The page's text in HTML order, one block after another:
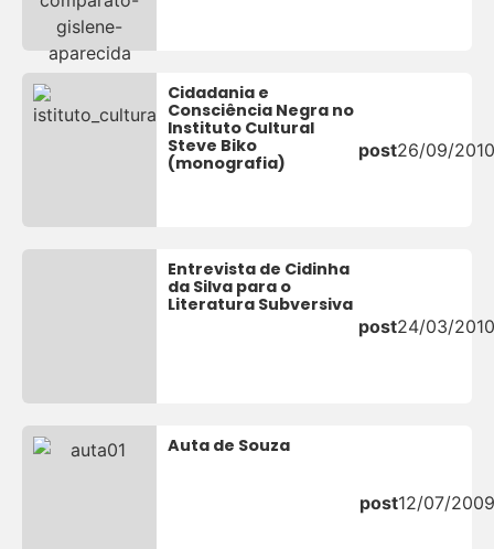
Cidadania e
Consciência Negra no
Instituto Cultural
Steve Biko
(monografia)
post26/09/
Entrevista de Cidinha
da Silva para o
Literatura Subversiva
post24/03/
Auta de Souza
post12/07/2009